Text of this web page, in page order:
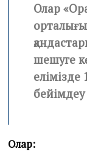
Олар
шешуге